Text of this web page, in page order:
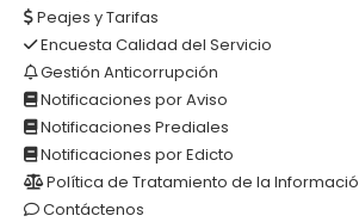
Peajes y Tarifas
Encuesta Calidad del Servicio
Gestión Anticorrupción
Notificaciones por Aviso
Notificaciones Prediales
Notificaciones por Edicto
Política de Tratamiento de la
Contáctenos